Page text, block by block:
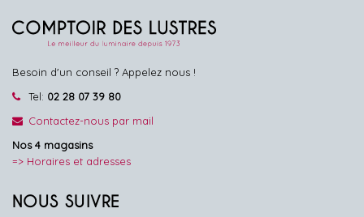
Besoin d'un conseil ? Appelez nous !
Tel: 02 28 07 39 80
Contactez-nous par mail
Nos 4 magasins
=> Horaires et adresses
NOUS SUIVRE